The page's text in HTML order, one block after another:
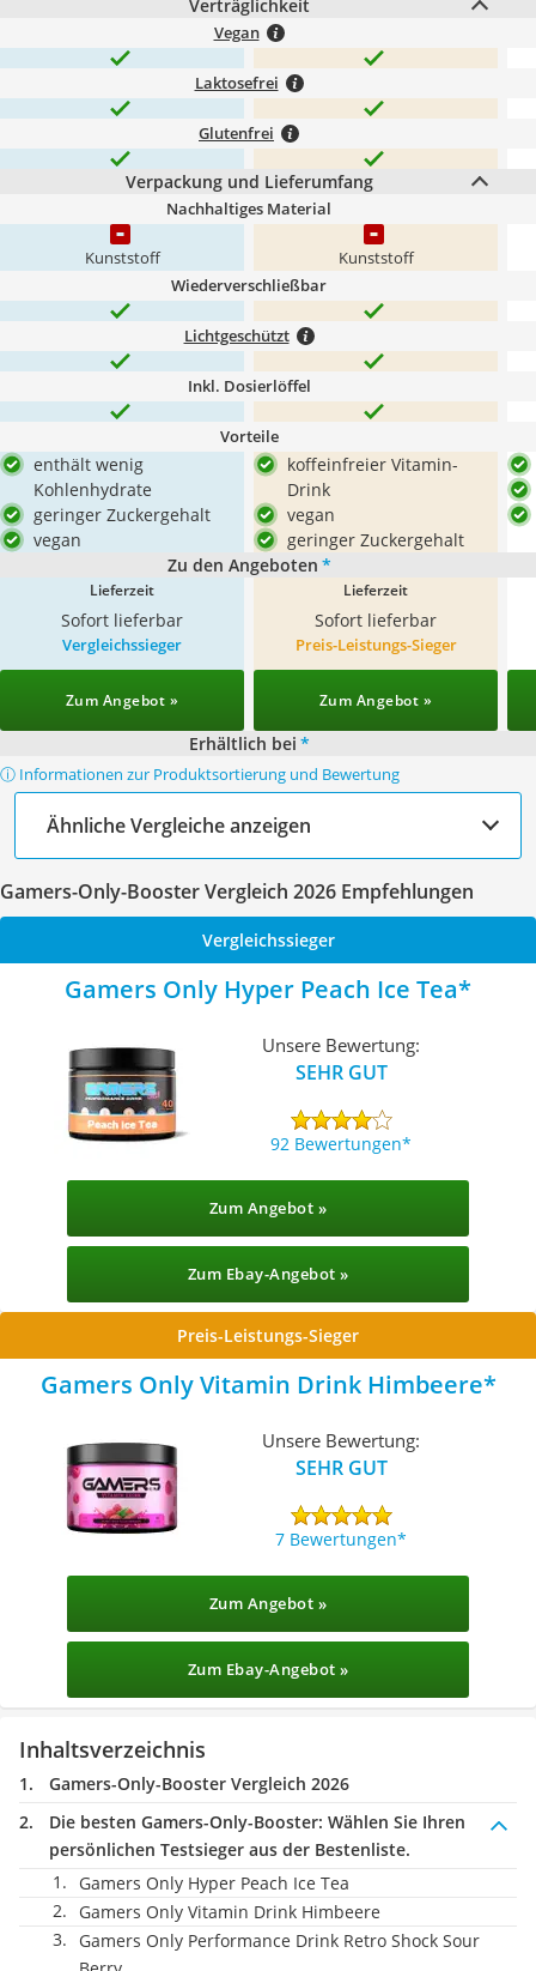
Verträglichkeit
Vegan
Laktosefrei
Glutenfrei
Verpackung und Lieferumfang
Nachhaltiges Material
Kunststoff Kunststoff
Wiederverschließbar
Lichtgeschützt
Inkl. Dosierlöffel
Vorteile
enthält wenig
Kohlenhydrate
geringer Zuckergehalt
vegan
koffeinfreier Vitamin-
Drink
vegan
geringer Zuckergehalt
Zu den Angeboten *
Lieferzeit
Sofort lieferbar
Lieferzeit
Sofort lieferbar
Vergleichssieger
Zum Angebot »
Preis-Leistungs-Sieger
Zum Angebot »
Erhältlich bei *
ⓘ Informationen zur Produktsortierung und Bewertung
Ähnliche Vergleiche anzeigen
Gamers-Only-Booster Vergleich 2026 Empfehlungen
Vergleichssieger
‎Gamers Only Hyper Peach Ice Tea
Unsere Bewertung:
SEHR GUT
92 Bewertungen
Zum Angebot »
Zum Ebay-Angebot »
Preis-Leistungs-Sieger
Gamers Only Vitamin Drink Himbeere
Unsere Bewertung:
SEHR GUT
7 Bewertungen
Zum Angebot »
Zum Ebay-Angebot »
Inhaltsverzeichnis
Gamers-Only-Booster Vergleich 2026
Die besten Gamers-Only-Booster: Wählen Sie Ihren
persönlichen Testsieger aus der Bestenliste.
‎Gamers Only Hyper Peach Ice Tea
Gamers Only Vitamin Drink Himbeere
Gamers Only Performance Drink Retro Shock Sour